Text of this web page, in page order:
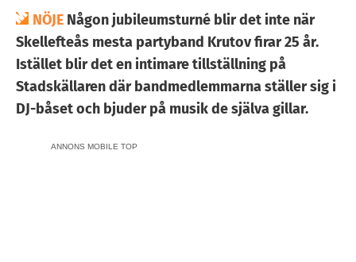
NÖJE Någon jubileumsturné blir det inte när
Skellefteås mesta partyband Krutov firar 25 år.
Istället blir det en intimare tillställning på
Stadskällaren där bandmedlemmarna ställer sig i
DJ-båset och bjuder på musik de själva gillar.
ANNONS MOBILE TOP